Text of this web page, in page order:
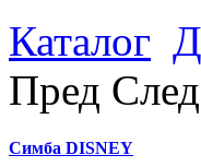
Каталог
Пред След
Симба DISNEY